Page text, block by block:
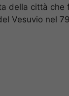
della città che
Vesuvio nel